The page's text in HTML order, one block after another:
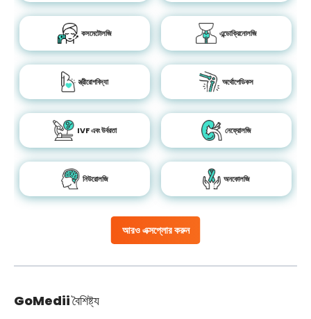
আরও এক্সপ্লোর করুন
কসমেটোলজি এন্ডোক্রিনোলজি
স্ত্রীরোগবিদ্যা অর্থোপেডিকস
IVF এবং উর্বরতা নেফ্রোলজি
নিউরোলজি অনকোলজি
GoMediiবৈশিষ্ট্য